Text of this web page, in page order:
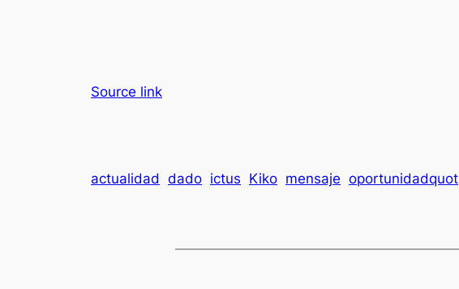
Source link
actualidad dado ictus Kiko mensaje oportunidadquot